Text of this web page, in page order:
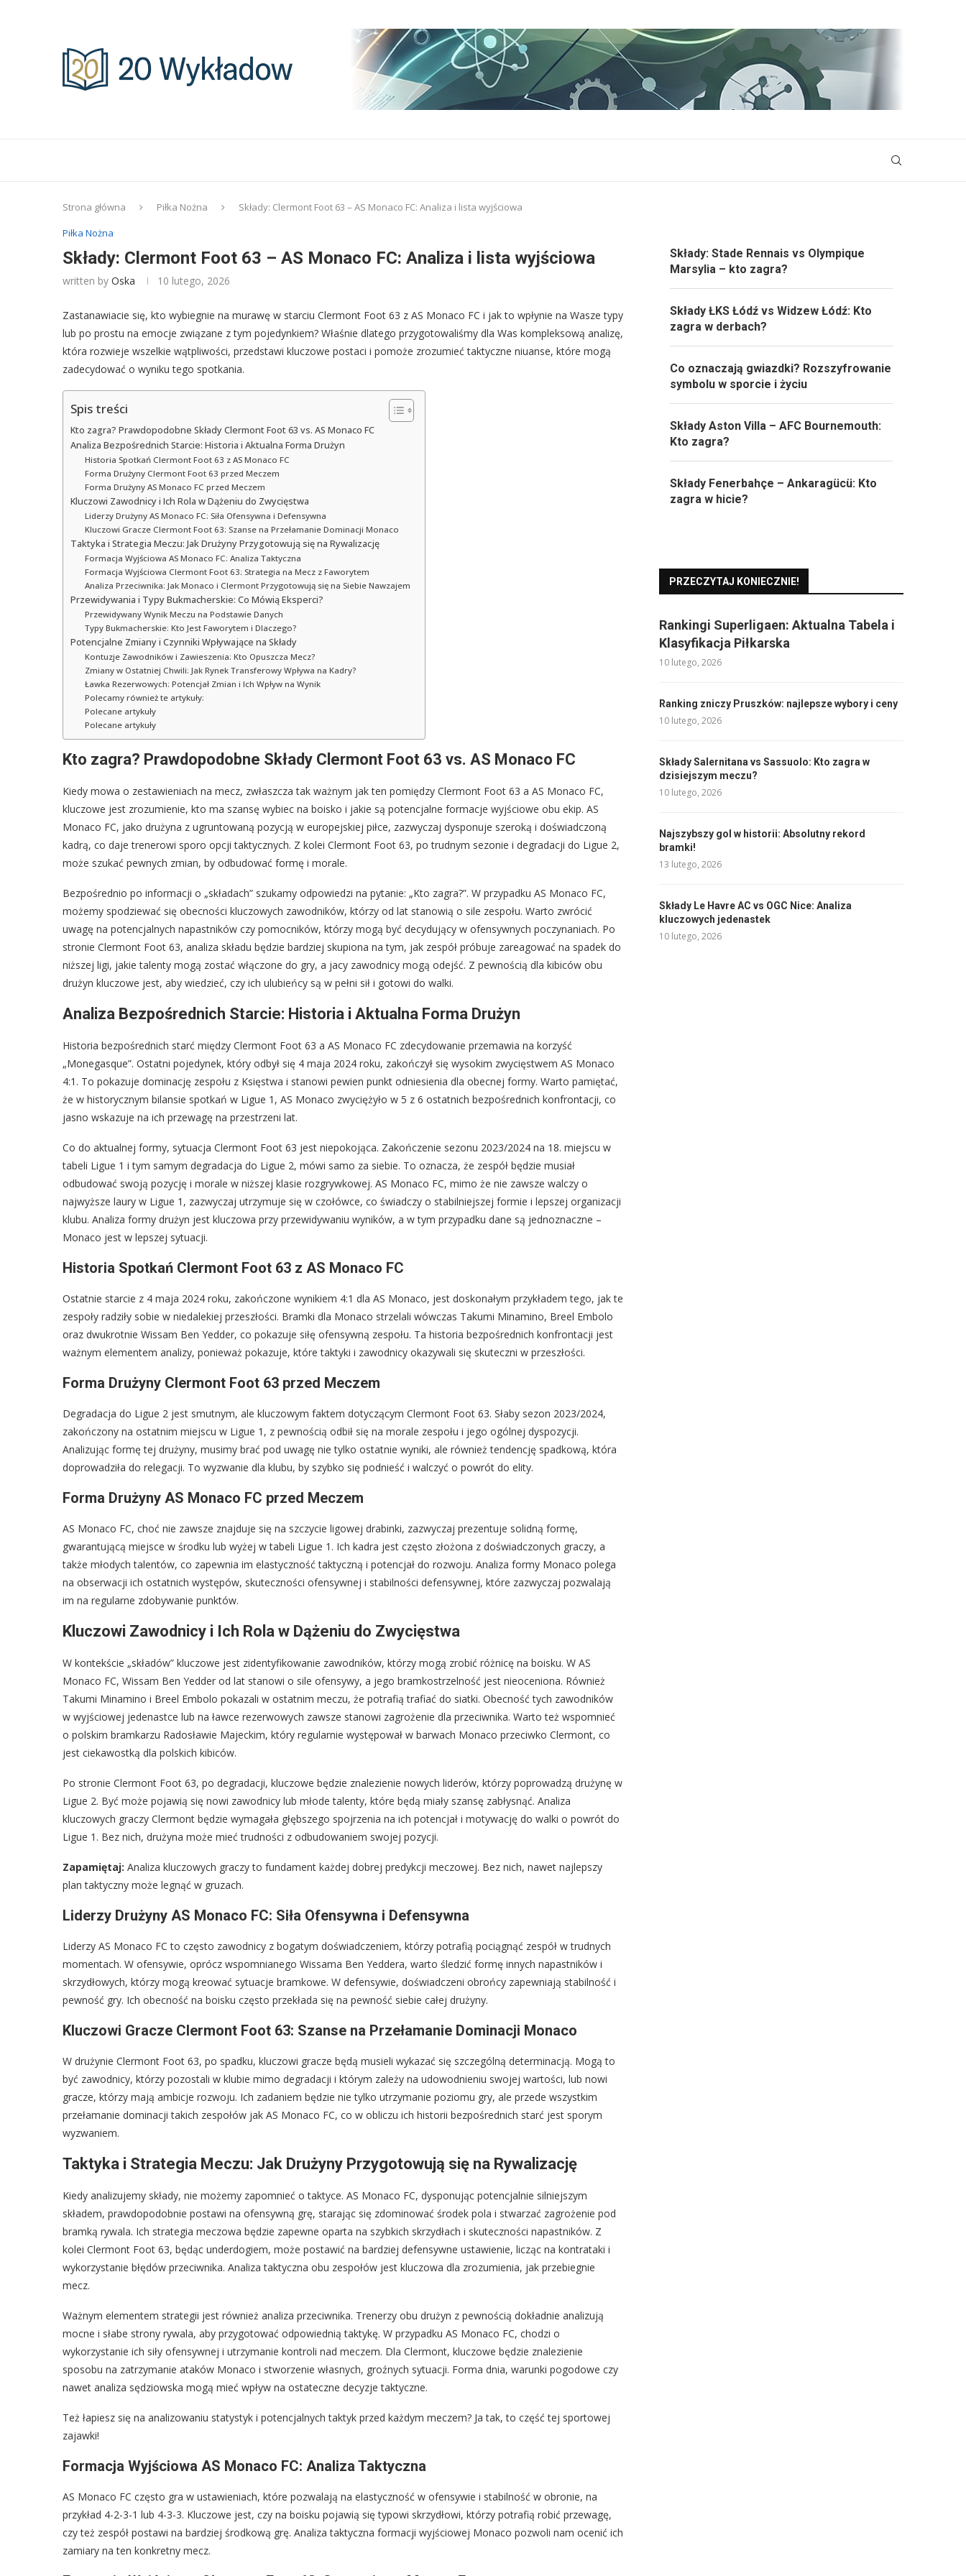
Strona główna Piłka Nożna
Składy: Clermont Foot 63 – AS Monaco FC: Analiza i lista wyjściowa
Piłka Nożna
Składy: Clermont Foot 63 – AS Monaco FC: Analiza i lista wyjściowa
written by Oska 10 lutego, 2026
Zastanawiacie się, kto wybiegnie na murawę w starciu Clermont Foot 63 z AS Monaco FC i jak to wpłynie na Wasze typy
lub po prostu na emocje związane z tym pojedynkiem? Właśnie dlatego przygotowaliśmy dla Was kompleksową analizę,
która rozwieje wszelkie wątpliwości, przedstawi kluczowe postaci i pomoże zrozumieć taktyczne niuanse, które mogą
zadecydować o wyniku tego spotkania.
Spis treści
Kto zagra? Prawdopodobne Składy Clermont Foot 63 vs. AS Monaco FC
Analiza Bezpośrednich Starcie: Historia i Aktualna Forma Drużyn
Historia Spotkań Clermont Foot 63 z AS Monaco FC
Forma Drużyny Clermont Foot 63 przed Meczem
Forma Drużyny AS Monaco FC przed Meczem
Kluczowi Zawodnicy i Ich Rola w Dążeniu do Zwycięstwa
Liderzy Drużyny AS Monaco FC: Siła Ofensywna i Defensywna
Kluczowi Gracze Clermont Foot 63: Szanse na Przełamanie Dominacji Monaco
Taktyka i Strategia Meczu: Jak Drużyny Przygotowują się na Rywalizację
Formacja Wyjściowa AS Monaco FC: Analiza Taktyczna
Formacja Wyjściowa Clermont Foot 63: Strategia na Mecz z Faworytem
Analiza Przeciwnika: Jak Monaco i Clermont Przygotowują się na Siebie Nawzajem
Przewidywania i Typy Bukmacherskie: Co Mówią Eksperci?
Przewidywany Wynik Meczu na Podstawie Danych
Typy Bukmacherskie: Kto Jest Faworytem i Dlaczego?
Potencjalne Zmiany i Czynniki Wpływające na Składy
Kontuzje Zawodników i Zawieszenia: Kto Opuszcza Mecz?
Zmiany w Ostatniej Chwili: Jak Rynek Transferowy Wpływa na Kadry?
Ławka Rezerwowych: Potencjał Zmian i Ich Wpływ na Wynik
Polecamy również te artykuły:
Polecane artykuły
Polecane artykuły
Kto zagra? Prawdopodobne Składy Clermont Foot 63 vs. AS Monaco FC
Kiedy mowa o zestawieniach na mecz, zwłaszcza tak ważnym jak ten pomiędzy Clermont Foot 63 a AS Monaco FC,
kluczowe jest zrozumienie, kto ma szansę wybiec na boisko i jakie są potencjalne formacje wyjściowe obu ekip. AS
Monaco FC, jako drużyna z ugruntowaną pozycją w europejskiej piłce, zazwyczaj dysponuje szeroką i doświadczoną
kadrą, co daje trenerowi sporo opcji taktycznych. Z kolei Clermont Foot 63, po trudnym sezonie i degradacji do Ligue 2,
może szukać pewnych zmian, by odbudować formę i morale.
Bezpośrednio po informacji o „składach” szukamy odpowiedzi na pytanie: „Kto zagra?”. W przypadku AS Monaco FC,
możemy spodziewać się obecności kluczowych zawodników, którzy od lat stanowią o sile zespołu. Warto zwrócić
uwagę na potencjalnych napastników czy pomocników, którzy mogą być decydujący w ofensywnych poczynaniach. Po
stronie Clermont Foot 63, analiza składu będzie bardziej skupiona na tym, jak zespół próbuje zareagować na spadek do
niższej ligi, jakie talenty mogą zostać włączone do gry, a jacy zawodnicy mogą odejść. Z pewnością dla kibiców obu
drużyn kluczowe jest, aby wiedzieć, czy ich ulubieńcy są w pełni sił i gotowi do walki.
Analiza Bezpośrednich Starcie: Historia i Aktualna Forma Drużyn
Historia bezpośrednich starć między Clermont Foot 63 a AS Monaco FC zdecydowanie przemawia na korzyść
„Monegasque”. Ostatni pojedynek, który odbył się 4 maja 2024 roku, zakończył się wysokim zwycięstwem AS Monaco
4:1. To pokazuje dominację zespołu z Księstwa i stanowi pewien punkt odniesienia dla obecnej formy. Warto pamiętać,
że w historycznym bilansie spotkań w Ligue 1, AS Monaco zwyciężyło w 5 z 6 ostatnich bezpośrednich konfrontacji, co
jasno wskazuje na ich przewagę na przestrzeni lat.
Co do aktualnej formy, sytuacja Clermont Foot 63 jest niepokojąca. Zakończenie sezonu 2023/2024 na 18. miejscu w
tabeli Ligue 1 i tym samym degradacja do Ligue 2, mówi samo za siebie. To oznacza, że zespół będzie musiał
odbudować swoją pozycję i morale w niższej klasie rozgrywkowej. AS Monaco FC, mimo że nie zawsze walczy o
najwyższe laury w Ligue 1, zazwyczaj utrzymuje się w czołówce, co świadczy o stabilniejszej formie i lepszej organizacji
klubu. Analiza formy drużyn jest kluczowa przy przewidywaniu wyników, a w tym przypadku dane są jednoznaczne –
Monaco jest w lepszej sytuacji.
Historia Spotkań Clermont Foot 63 z AS Monaco FC
Ostatnie starcie z 4 maja 2024 roku, zakończone wynikiem 4:1 dla AS Monaco, jest doskonałym przykładem tego, jak te
zespoły radziły sobie w niedalekiej przeszłości. Bramki dla Monaco strzelali wówczas Takumi Minamino, Breel Embolo
oraz dwukrotnie Wissam Ben Yedder, co pokazuje siłę ofensywną zespołu. Ta historia bezpośrednich konfrontacji jest
ważnym elementem analizy, ponieważ pokazuje, które taktyki i zawodnicy okazywali się skuteczni w przeszłości.
Forma Drużyny Clermont Foot 63 przed Meczem
Degradacja do Ligue 2 jest smutnym, ale kluczowym faktem dotyczącym Clermont Foot 63. Słaby sezon 2023/2024,
zakończony na ostatnim miejscu w Ligue 1, z pewnością odbił się na morale zespołu i jego ogólnej dyspozycji.
Analizując formę tej drużyny, musimy brać pod uwagę nie tylko ostatnie wyniki, ale również tendencję spadkową, która
doprowadziła do relegacji. To wyzwanie dla klubu, by szybko się podnieść i walczyć o powrót do elity.
Forma Drużyny AS Monaco FC przed Meczem
AS Monaco FC, choć nie zawsze znajduje się na szczycie ligowej drabinki, zazwyczaj prezentuje solidną formę,
gwarantującą miejsce w środku lub wyżej w tabeli Ligue 1. Ich kadra jest często złożona z doświadczonych graczy, a
także młodych talentów, co zapewnia im elastyczność taktyczną i potencjał do rozwoju. Analiza formy Monaco polega
na obserwacji ich ostatnich występów, skuteczności ofensywnej i stabilności defensywnej, które zazwyczaj pozwalają
im na regularne zdobywanie punktów.
Kluczowi Zawodnicy i Ich Rola w Dążeniu do Zwycięstwa
W kontekście „składów” kluczowe jest zidentyfikowanie zawodników, którzy mogą zrobić różnicę na boisku. W AS
Monaco FC, Wissam Ben Yedder od lat stanowi o sile ofensywy, a jego bramkostrzelność jest nieoceniona. Również
Takumi Minamino i Breel Embolo pokazali w ostatnim meczu, że potrafią trafiać do siatki. Obecność tych zawodników
w wyjściowej jedenastce lub na ławce rezerwowych zawsze stanowi zagrożenie dla przeciwnika. Warto też wspomnieć
o polskim bramkarzu Radosławie Majeckim, który regularnie występował w barwach Monaco przeciwko Clermont, co
jest ciekawostką dla polskich kibiców.
Po stronie Clermont Foot 63, po degradacji, kluczowe będzie znalezienie nowych liderów, którzy poprowadzą drużynę w
Ligue 2. Być może pojawią się nowi zawodnicy lub młode talenty, które będą miały szansę zabłysnąć. Analiza
kluczowych graczy Clermont będzie wymagała głębszego spojrzenia na ich potencjał i motywację do walki o powrót do
Ligue 1. Bez nich, drużyna może mieć trudności z odbudowaniem swojej pozycji.
Zapamiętaj: Analiza kluczowych graczy to fundament każdej dobrej predykcji meczowej. Bez nich, nawet najlepszy
plan taktyczny może legnąć w gruzach.
Liderzy Drużyny AS Monaco FC: Siła Ofensywna i Defensywna
Liderzy AS Monaco FC to często zawodnicy z bogatym doświadczeniem, którzy potrafią pociągnąć zespół w trudnych
momentach. W ofensywie, oprócz wspomnianego Wissama Ben Yeddera, warto śledzić formę innych napastników i
skrzydłowych, którzy mogą kreować sytuacje bramkowe. W defensywie, doświadczeni obrońcy zapewniają stabilność i
pewność gry. Ich obecność na boisku często przekłada się na pewność siebie całej drużyny.
Kluczowi Gracze Clermont Foot 63: Szanse na Przełamanie Dominacji Monaco
W drużynie Clermont Foot 63, po spadku, kluczowi gracze będą musieli wykazać się szczególną determinacją. Mogą to
być zawodnicy, którzy pozostali w klubie mimo degradacji i którym zależy na udowodnieniu swojej wartości, lub nowi
gracze, którzy mają ambicje rozwoju. Ich zadaniem będzie nie tylko utrzymanie poziomu gry, ale przede wszystkim
przełamanie dominacji takich zespołów jak AS Monaco FC, co w obliczu ich historii bezpośrednich starć jest sporym
wyzwaniem.
Taktyka i Strategia Meczu: Jak Drużyny Przygotowują się na Rywalizację
Kiedy analizujemy składy, nie możemy zapomnieć o taktyce. AS Monaco FC, dysponując potencjalnie silniejszym
składem, prawdopodobnie postawi na ofensywną grę, starając się zdominować środek pola i stwarzać zagrożenie pod
bramką rywala. Ich strategia meczowa będzie zapewne oparta na szybkich skrzydłach i skuteczności napastników. Z
kolei Clermont Foot 63, będąc underdogiem, może postawić na bardziej defensywne ustawienie, licząc na kontrataki i
wykorzystanie błędów przeciwnika. Analiza taktyczna obu zespołów jest kluczowa dla zrozumienia, jak przebiegnie
mecz.
Ważnym elementem strategii jest również analiza przeciwnika. Trenerzy obu drużyn z pewnością dokładnie analizują
mocne i słabe strony rywala, aby przygotować odpowiednią taktykę. W przypadku AS Monaco FC, chodzi o
wykorzystanie ich siły ofensywnej i utrzymanie kontroli nad meczem. Dla Clermont, kluczowe będzie znalezienie
sposobu na zatrzymanie ataków Monaco i stworzenie własnych, groźnych sytuacji. Forma dnia, warunki pogodowe czy
nawet analiza sędziowska mogą mieć wpływ na ostateczne decyzje taktyczne.
Też łapiesz się na analizowaniu statystyk i potencjalnych taktyk przed każdym meczem? Ja tak, to część tej sportowej
zajawki!
Formacja Wyjściowa AS Monaco FC: Analiza Taktyczna
AS Monaco FC często gra w ustawieniach, które pozwalają na elastyczność w ofensywie i stabilność w obronie, na
przykład 4-2-3-1 lub 4-3-3. Kluczowe jest, czy na boisku pojawią się typowi skrzydłowi, którzy potrafią robić przewagę,
czy też zespół postawi na bardziej środkową grę. Analiza taktyczna formacji wyjściowej Monaco pozwoli nam ocenić ich
zamiary na ten konkretny mecz.
Składy: Stade Rennais vs Olympique
Marsylia – kto zagra?
Składy ŁKS Łódź vs Widzew Łódź: Kto
zagra w derbach?
Co oznaczają gwiazdki? Rozszyfrowanie
symbolu w sporcie i życiu
Składy Aston Villa – AFC Bournemouth:
Kto zagra?
Składy Fenerbahçe – Ankaragücü: Kto
zagra w hicie?
PRZECZYTAJ KONIECZNIE!
Rankingi Superligaen: Aktualna Tabela i
Klasyfikacja Piłkarska
10 lutego, 2026
Ranking zniczy Pruszków: najlepsze wybory i ceny
10 lutego, 2026
Składy Salernitana vs Sassuolo: Kto zagra w
dzisiejszym meczu?
10 lutego, 2026
Najszybszy gol w historii: Absolutny rekord
bramki!
13 lutego, 2026
Składy Le Havre AC vs OGC Nice: Analiza
kluczowych jedenastek
10 lutego, 2026